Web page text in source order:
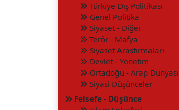
Türkiye Dış Politikası
Genel Politika
Siyaset - Diğer
Terör - Mafya
Siyaset Araştırmaları
Devlet - Yönetim
Ortadoğu - Arap Dünyası
Siyasi Düşünceler
Felsefe - Düşünce